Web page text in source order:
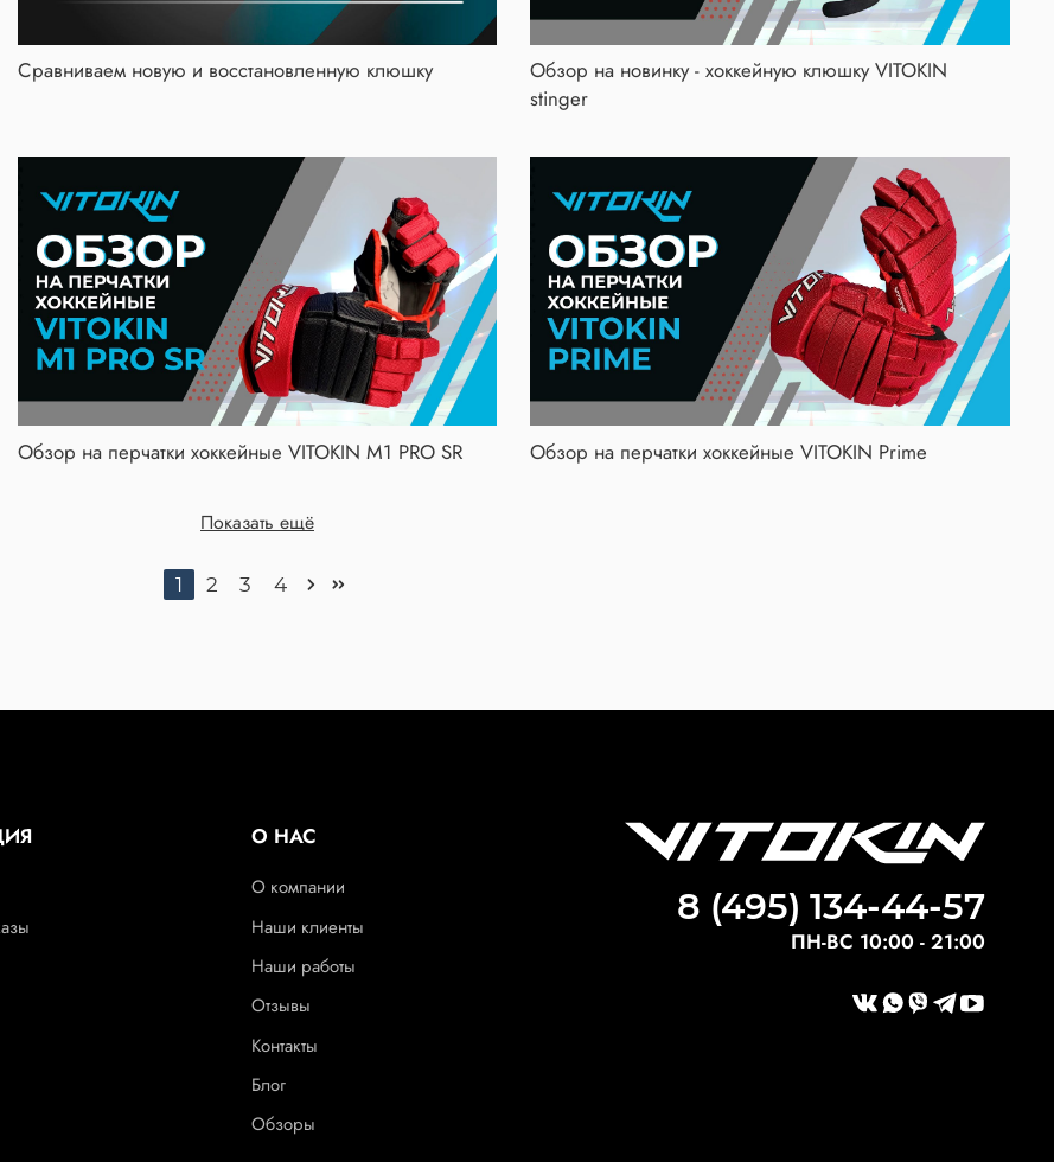
Сравниваем новую и восстановленную клюшку
Обзор на новинку - хоккейную клюшку VITOKIN
stinger
Обзор на перчатки хоккейные VITOKIN M1 PRO SR Обзор на перчатки хоккейные VITOKIN Prime
Показать ещё
1 2 3 4
О НАС
О компании
Наши клиенты
Наши работы
Отзывы
Контакты
Блог
Обзоры
8 (495) 134-44-57
ПН-ВС 10:00 - 21:00